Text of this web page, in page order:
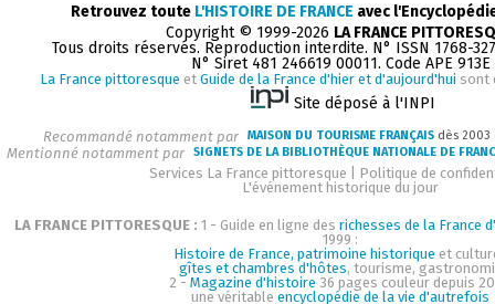
Retrouvez toute L'HISTOIRE DE FRANCE avec
Copyright © 1999-2026 LA FRANCE
Tous droits réservés. Reproduction interdite. N° ISSN 1768-
N° Siret 481 246619 00011. Code APE 913E
La France pittoresque et Guide de la France d'hier et d'aujourd'hui sont
Site déposé à l'INPI
Recommandé notamment par MAISON DU TOURISME FRANÇAIS dès
Mentionné notamment par SIGNETS DE LA BIBLIOTHÈQUE NATIONALE DE
Services La France pittoresque
Politique de
L'événement historique du jour
LA FRANCE PITTORESQUE : 1 - Guide en ligne des richesses de la France
1999 :
Histoire de France, patrimoine historique et
gîtes et chambres d'hôtes, tourisme,
2 - Magazine d'histoire 36 pages couleur depuis
une véritable encyclopédie de la vie d'autrefois